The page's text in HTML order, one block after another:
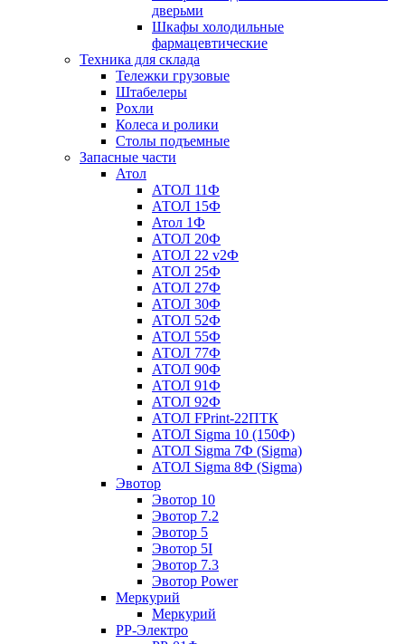
дверьми
Шкафы холодильные
фармацевтические
Техника для склада
Тележки грузовые
Штабелеры
Рохли
Колеса и ролики
Столы подъемные
Запасные части
Атол
АТОЛ 11Ф
АТОЛ 15Ф
Атол 1Ф
АТОЛ 20Ф
АТОЛ 22 v2Ф
АТОЛ 25Ф
АТОЛ 27Ф
АТОЛ 30Ф
АТОЛ 52Ф
АТОЛ 55Ф
АТОЛ 77Ф
АТОЛ 90Ф
АТОЛ 91Ф
АТОЛ 92Ф
АТОЛ FPrint-22ПТК
АТОЛ Sigma 10 (150Ф)
АТОЛ Sigma 7Ф (Sigma)
АТОЛ Sigma 8Ф (Sigma)
Эвотор
Эвотор 10
Эвотор 7.2
Эвотор 5
Эвотор 5I
Эвотор 7.3
Эвотор Power
Меркурий
Меркурий
РР-Электро